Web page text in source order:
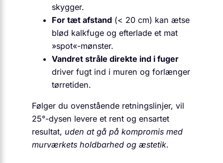
skygger.
For tæt afstand (< 20 cm) kan ætse
blød kalkfuge og efterlade et mat
»spot«-mønster.
Vandret stråle direkte ind i fuger
driver fugt ind i muren og forlænger
tørretiden.
Følger du ovenstående retningslinjer, vil
25°-dysen levere et rent og ensartet
resultat, uden at gå på kompromis med
murværkets holdbarhed og æstetik.